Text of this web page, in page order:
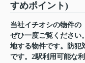
すめポイント)
当社イチオシの物件の
ぜひ一度ご覧ください
地する物件です。防犯
です。2駅利用可能な